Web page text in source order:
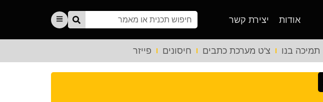
אודות יצירת קשר
תמיכה בנו צ'ט מערכת כתבים חיסונים פייזר